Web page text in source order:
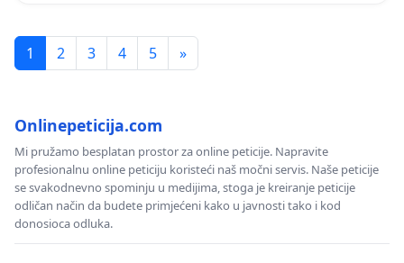
1 2 3 4 5 »
Onlinepeticija.com
Mi pružamo besplatan prostor za online peticije. Napravite
profesionalnu online peticiju koristeći naš močni servis. Naše peticije
se svakodnevno spominju u medijima, stoga je kreiranje peticije
odličan način da budete primjećeni kako u javnosti tako i kod
donosioca odluka.